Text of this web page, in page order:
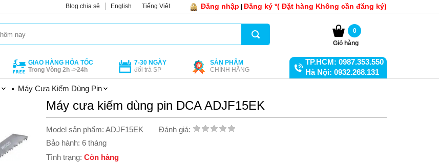
Đăng nhập Đăng ký *( Đặt hàng Không cần đăng ký)
Blog chia sẻ English Tiếng Việt
0
Giỏ hàng
GIAO HÀNG HỎA TỐC
Trong Vòng 2h ->24h
7-30 NGÀY
đổi trả SP
SẢN PHẨM
CHÍNH HÃNG
TP.HCM: 0987.353.550
Hà Nội: 0932.268.131
Máy Cưa Kiếm Dùng Pin
Máy cưa kiếm dùng pin DCA ADJF15EK
Model sản phẩm: ADJF15EK
Đánh giá:
Bảo hành: 6 tháng
Tình trạng: Còn hàng